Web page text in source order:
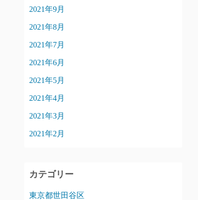
2021年9月
2021年8月
2021年7月
2021年6月
2021年5月
2021年4月
2021年3月
2021年2月
カテゴリー
東京都世田谷区